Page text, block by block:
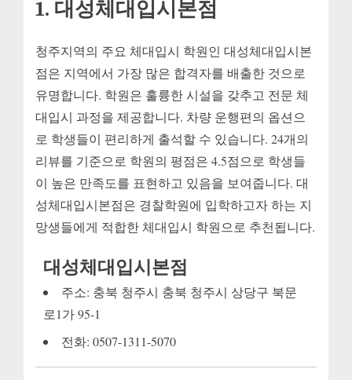
1. 대성체대입시본점
청주지역의 주요 체대입시 학원인 대성체대입시본
점은 지역에서 가장 많은 합격자를 배출한 것으로
유명합니다. 학원은 훌륭한 시설을 갖추고 전문 체
대입시 과정을 제공합니다. 차량 운행편의 옵션으
로 학생들이 편리하게 출석할 수 있습니다. 24개의
리뷰를 기준으로 학원의 평점은 4.5점으로 학생들
이 높은 만족도를 표현하고 있음을 보여줍니다. 대
성체대입시본점은 경찰학원에 입학하고자 하는 지
망생들에게 적합한 체대입시 학원으로 추천됩니다.
대성체대입시본점
주소: 충북 청주시 충북 청주시 상당구 북문
로1가 95-1
전화: 0507-1311-5070